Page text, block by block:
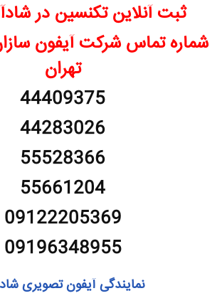
ثبت آنلاین تکنسین در
شماره تماس شرکت آیفون
تهران
44409375
44283026
55528366
55661204
09122205369
09196348955
نمایندگی آیفون تصویری